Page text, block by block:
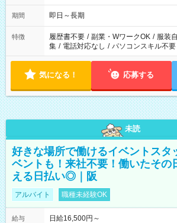
日～長期安定 スタート日は相談可能！ 勤務日／月～金の週4日
～でOK！
期間 即日～長期
特徴 履歴書不要 / 副業・WワークOK / 服装
集 / 電話対応なし / パソコンスキル不要
気になる！ 応募する
未読
好きな場所で働けるイベントス
ベントも！来社不要！働いたその
える日払い◎｜阪
アルバイト 職種未経験OK
給与
日給16,500円～